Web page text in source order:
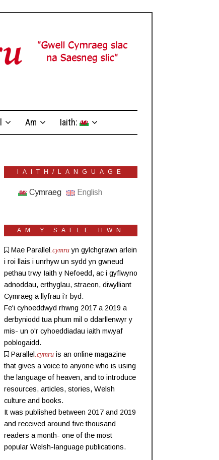
Am Iaith:
IAITH/LANGUAGE
Cymraeg English
AM Y SAFLE HWN
Mae Parallel .cymruyn gylchgrawn arlein
i roi llais i unrhyw un sydd yn gwneud
pethau trwy Iaith y Nefoedd, ac i gyflwyno
adnoddau, erthyglau, straeon, diwylliant
Cymraeg a llyfrau i’r byd.
Fe'i cyhoeddwyd rhwng 2017 a 2019 a
derbyniodd tua phum mil o ddarllenwyr y
mis- un o'r cyhoeddiadau iaith mwyaf
poblogaidd.
Parallel .cymru is an online magazine
that gives a voice to anyone who is using
the language of heaven, and to introduce
resources, articles, stories, Welsh
culture and books.
It was published between 2017 and 2019
and received around five thousand
readers a month- one of the most
popular Welsh-language publications.